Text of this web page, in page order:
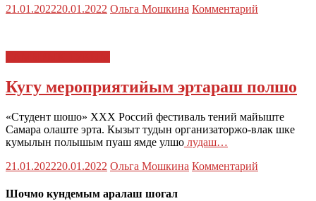
21.01.202220.01.2022 Ольга Мошкина Комментарий
Кугу мероприятийым эртараш полшо
«Студент шошо» ХХХ Россий фестиваль тений майыште
Самара олаште эрта. Кызыт тудын организаторжо-влак шке
кумылын полышым пуаш ямде улшо лудаш…
21.01.202220.01.2022 Ольга Мошкина Комментарий
Шочмо кундемым аралаш шогал